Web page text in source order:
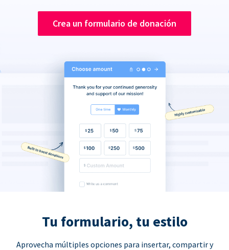
Crea un formulario de donación
Tu formulario, tu estilo
Aprovecha múltiples opciones para insertar, compartir y